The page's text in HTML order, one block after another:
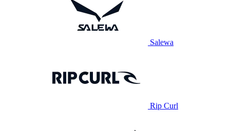
Salewa
Rip Curl